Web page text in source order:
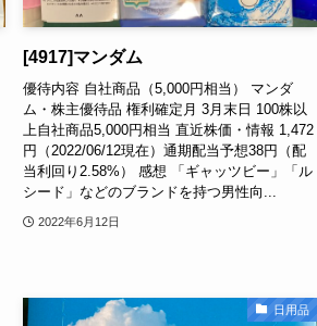
[4917]マンダム
優待内容 自社商品（5,000円相当） マンダ
ム・株主優待品 権利確定月 3月末日 100株以
上自社商品5,000円相当 直近株価・情報 1,472
円（2022/06/12現在）通期配当予想38円（配
当利回り2.58%） 感想 「ギャッツビー」「ル
シード」などのブランドを持つ男性向...
2022年6月12日
日用品